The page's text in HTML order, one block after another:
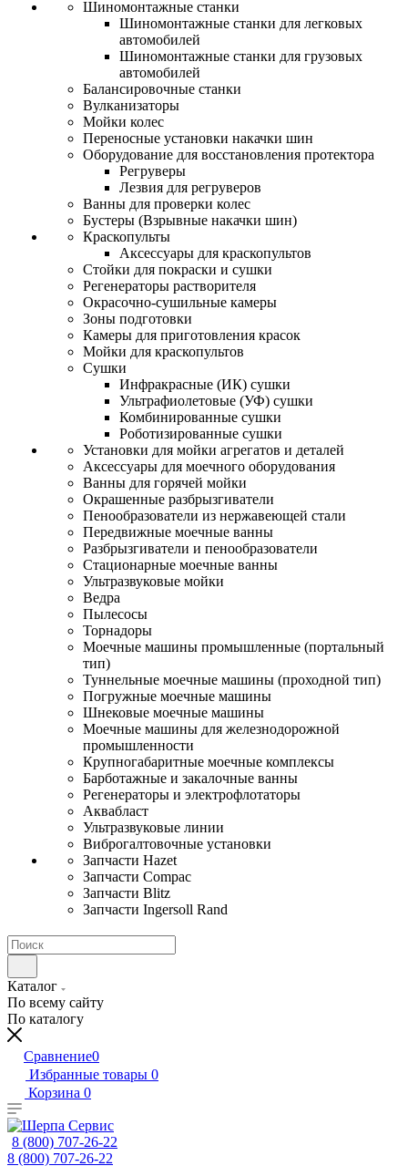
Шиномонтажные станки
Шиномонтажные станки для легковых
автомобилей
Шиномонтажные станки для грузовых
автомобилей
Балансировочные станки
Вулканизаторы
Мойки колес
Переносные установки накачки шин
Оборудование для восстановления протектора
Регруверы
Лезвия для регруверов
Ванны для проверки колес
Бустеры (Взрывные накачки шин)
Краскопульты
Аксессуары для краскопультов
Стойки для покраски и сушки
Регенераторы растворителя
Окрасочно-сушильные камеры
Зоны подготовки
Камеры для приготовления красок
Мойки для краскопультов
Сушки
Инфракрасные (ИК) сушки
Ультрафиолетовые (УФ) сушки
Комбинированные сушки
Роботизированные сушки
Установки для мойки агрегатов и деталей
Аксессуары для моечного оборудования
Ванны для горячей мойки
Окрашенные разбрызгиватели
Пенообразователи из нержавеющей стали
Передвижные моечные ванны
Разбрызгиватели и пенообразователи
Стационарные моечные ванны
Ультразвуковые мойки
Ведра
Пылесосы
Торнадоры
Моечные машины промышленные (портальный
тип)
Туннельные моечные машины (проходной тип)
Погружные моечные машины
Шнековые моечные машины
Моечные машины для железнодорожной
промышленности
Крупногабаритные моечные комплексы
Барботажные и закалочные ванны
Регенераторы и электрофлотаторы
Аквабласт
Ультразвуковые линии
Виброгалтовочные установки
Запчасти Hazet
Запчасти Compac
Запчасти Blitz
Запчасти Ingersoll Rand
Каталог
По всему сайту
По каталогу
Сравнение0
Избранные товары 0
Корзина 0
8 (800) 707-26-22
8 (800) 707-26-22